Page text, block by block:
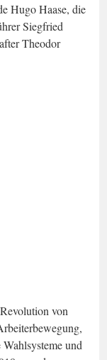
Hugo Haase, die
Siegfried
Theodor
von
und